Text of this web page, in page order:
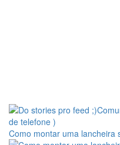
Como montar uma lancheira